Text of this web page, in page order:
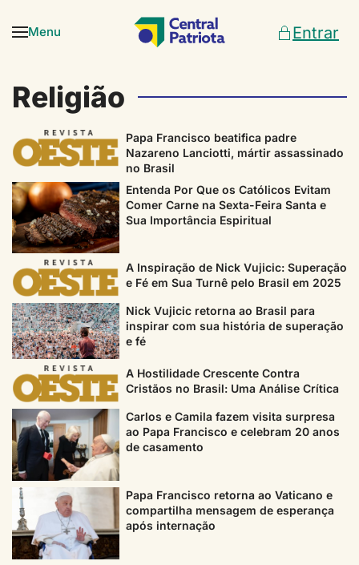
Skip to main content
Menu Entrar
Religião
Papa Francisco beatifica padre
Nazareno Lanciotti, mártir assassinado
no Brasil
Entenda Por Que os Católicos Evitam
Comer Carne na Sexta-Feira Santa e
Sua Importância Espiritual
A Inspiração de Nick Vujicic: Superação
e Fé em Sua Turnê pelo Brasil em 2025
Nick Vujicic retorna ao Brasil para
inspirar com sua história de superação
e fé
A Hostilidade Crescente Contra
Cristãos no Brasil: Uma Análise Crítica
Carlos e Camila fazem visita surpresa
ao Papa Francisco e celebram 20 anos
de casamento
Papa Francisco retorna ao Vaticano e
compartilha mensagem de esperança
após internação